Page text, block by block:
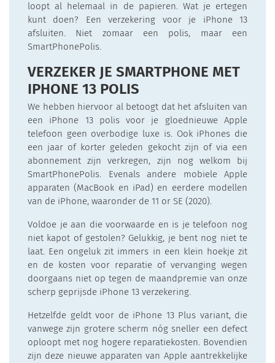
loopt al helemaal in de papieren. Wat je ertegen
kunt doen? Een verzekering voor je iPhone 13
afsluiten. Niet zomaar een polis, maar een
SmartPhonePolis.
VERZEKER JE SMARTPHONE MET
IPHONE 13 POLIS
We hebben hiervoor al betoogt dat het afsluiten van
een iPhone 13 polis voor je gloednieuwe Apple
telefoon geen overbodige luxe is. Ook iPhones die
een jaar of korter geleden gekocht zijn of via een
abonnement zijn verkregen, zijn nog welkom bij
SmartPhonePolis. Evenals andere mobiele Apple
apparaten (MacBook en iPad) en eerdere modellen
van de iPhone, waaronder de 11 or SE (2020).
Voldoe je aan die voorwaarde en is je telefoon nog
niet kapot of gestolen? Gelukkig, je bent nog niet te
laat. Een ongeluk zit immers in een klein hoekje zit
en de kosten voor reparatie of vervanging wegen
doorgaans niet op tegen de maandpremie van onze
scherp geprijsde iPhone 13 verzekering.
Hetzelfde geldt voor de iPhone 13 Plus variant, die
vanwege zijn grotere scherm nóg sneller een defect
oploopt met nog hogere reparatiekosten. Bovendien
zijn deze nieuwe apparaten van Apple aantrekkelijke